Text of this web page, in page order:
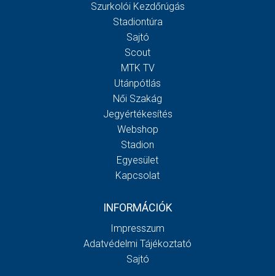
Szurkolói Kezdőrúgás
Stadiontúra
Sajtó
Scout
MTK TV
Utánpótlás
Női Szakág
Jegyértékesítés
Webshop
Stadion
Egyesület
Kapcsolat
INFORMÁCIÓK
Impresszum
Adatvédelmi Tájékoztató
Sajtó